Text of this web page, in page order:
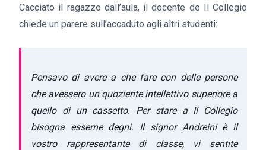
Cacciato il ragazzo dall’aula, il docente de Il Collegio
chiede un parere sull’accaduto agli altri studenti:
Pensavo di avere a che fare con delle persone
che avessero un quoziente intellettivo superiore a
quello di un cassetto. Per stare a Il Collegio
bisogna esserne degni. Il signor Andreini è il
vostro rappresentante di classe, vi sentite